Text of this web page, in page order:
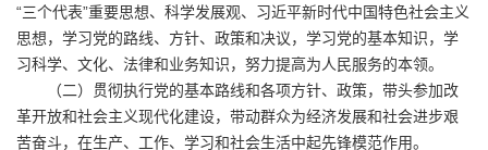
“三个代表”重要思想、科学发展观、习近平新时代中国特色社会主义
思想，学习党的路线、方针、政策和决议，学习党的基本知识，学
习科学、文化、法律和业务知识，努力提高为人民服务的本领。
（二）贯彻执行党的基本路线和各项方针、政策，带头参加改
革开放和社会主义现代化建设，带动群众为经济发展和社会进步艰
苦奋斗，在生产、工作、学习和社会生活中起先锋模范作用。